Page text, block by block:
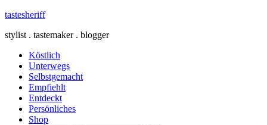
tastesheriff
stylist . tastemaker . blogger
Köstlich
Unterwegs
Selbstgemacht
Empfiehlt
Entdeckt
Persönliches
Shop